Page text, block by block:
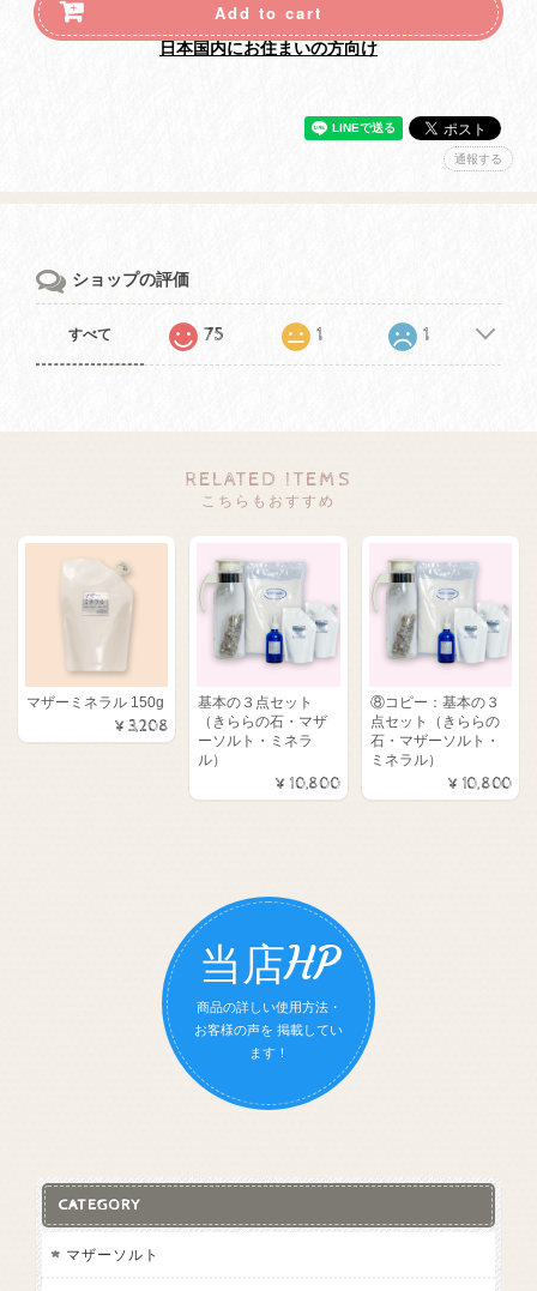
Add to cart
日本国内にお住まいの方向け
通報する
ショップの評価
すべて 75 1 1
RELATED ITEMS
こちらもおすすめ
マザーミネラル 150g
¥3,208
基本の３点セット
（きららの石・マザ
ーソルト・ミネラ
ル）
¥10,800
⑧コピー：基本の３
点セット（きららの
石・マザーソルト・
ミネラル）
¥10,800
当店HP
商品の詳しい使用方法・
お客様の声を 掲載してい
ます！
CATEGORY
マザーソルト